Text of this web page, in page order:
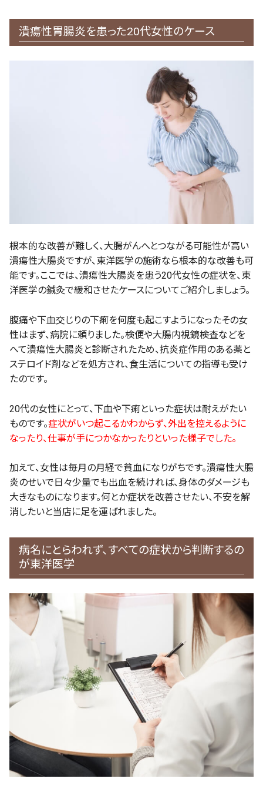
潰瘍性胃腸炎を患った20代女性のケース
根本的な改善が難しく、大腸がんへとつながる可能性が高い
潰瘍性大腸炎ですが、東洋医学の施術なら根本的な改善も可
能です。ここでは、潰瘍性大腸炎を患う20代女性の症状を、東
洋医学の鍼灸で緩和させたケースについてご紹介しましょう。
腹痛や下血交じりの下痢を何度も起こすようになったその女
性はまず、病院に頼りました。検便や大腸内視鏡検査などを
へて潰瘍性大腸炎と診断されたため、抗炎症作用のある薬と
ステロイド剤などを処方され、食生活についての指導も受け
たのです。
20代の女性にとって、下血や下痢といった症状は耐えがたい
ものです。症状がいつ起こるかわからず、外出を控えるように
なったり、仕事が手につかなかったりといった様子でした。
加えて、女性は毎月の月経で貧血になりがちです。潰瘍性大腸
炎のせいで日々少量でも出血を続ければ、身体のダメージも
大きなものになります。何とか症状を改善させたい、不安を解
消したいと当店に足を運ばれました。
病名にとらわれず、すべての症状から判断するの
が東洋医学